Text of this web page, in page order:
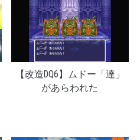
【改造DQ6】ムドー「達」
があらわれた